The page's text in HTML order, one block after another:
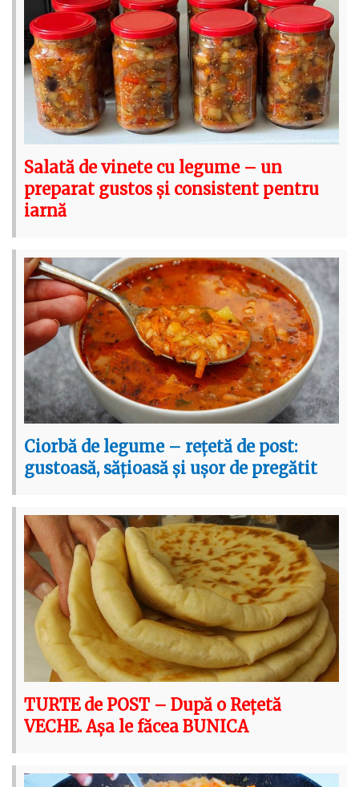
Salată de vinete cu legume – un
preparat gustos și consistent pentru
iarnă
Ciorbă de legume – rețetă de post:
gustoasă, sățioasă și ușor de pregătit
TURTE de POST – După o Rețetă
VECHE. Așa le făcea BUNICA